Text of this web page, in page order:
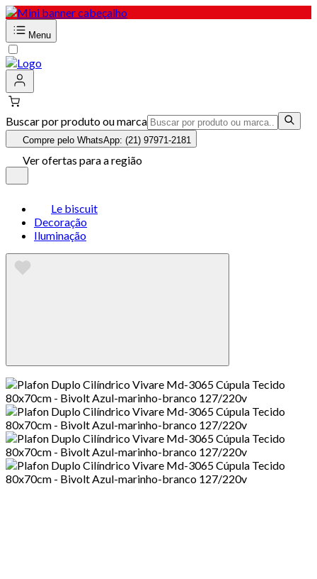
Menu
Buscar por produto ou marca
Compre pelo WhatsApp: (21) 97971-2181
Ver ofertas para a região
Le biscuit
Decoração
Iluminação